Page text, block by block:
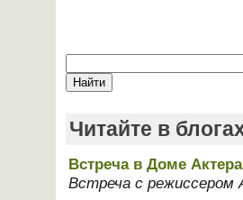
Читайте в
Встреча в Доме Актера
Встреча с режиссером